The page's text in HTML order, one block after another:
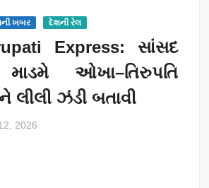
ખબર દેશની રેલ
Express: સાંસદ
ઓખા–તિરુપતિ
ઝંડી બતાવી
2026